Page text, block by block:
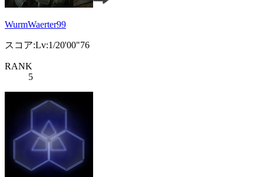
WurmWaerter99
スコア:Lv:1/20'00"76
RANK
5